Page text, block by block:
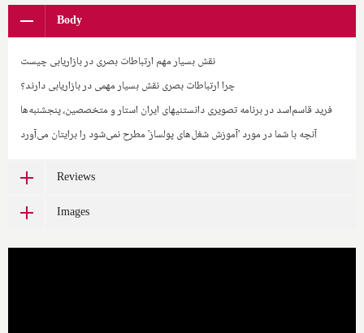
Body
نقش بسیار مهم ارتباطات بصری در بازاریابی چیست
چرا ارتباطات بصری نقش بسیار مهمی در بازاریابی دارند؟
فرید قاسم‌اسد در برنامه تصویری دانستنیهای ایران استار و متخصصین، پنجشنبه‌ها
آنچه با شما در مورد 'آموزش شغل‌های پولساز' مطرح نمی‌شود را برایتان می‌آورد
Reviews
Images